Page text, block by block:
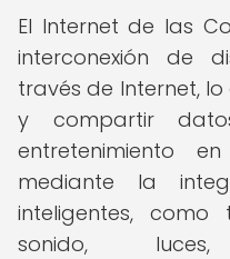
El Internet de las
interconexión de
través de Internet,
y compartir
entretenimiento
mediante la
inteligentes, como
sonido,